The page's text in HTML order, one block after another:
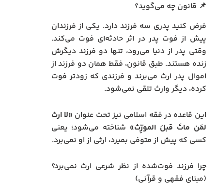
📌 قانون چه می‌گوید؟
فرض کنید پدری سه فرزند دارد. یکی از فرزندان
پیش از فوت پدر در اثر حادثه‌ای فوت می‌کند.
وقتی پدر از دنیا می‌رود، تنها دو فرزند دیگرش
زنده هستند. طبق قانون، فقط همان دو فرزند از
اموال پدر ارث می‌برند و فرزندی که زودتر فوت
کرده، دیگر وارث تلقی نمی‌شود.
این قاعده در فقه اسلامی نیز تحت عنوان «لا ارث
لمَن ماتَ قبلَ المورِّث» شناخته می‌شود؛ یعنی
کسی که پیش از متوفی بمیرد، ارثی از او نمی‌برد.
چرا فرزند فوت‌شده از نظر شرعی ارث نمی‌برد؟
(مبنای فقهی و قرآنی)